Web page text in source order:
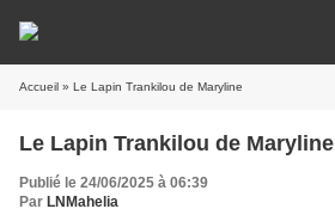
Accueil » Le Lapin Trankilou de Maryline
Le Lapin Trankilou de Maryline
Publié le 24/06/2025 à 06:39
Par LNMahelia